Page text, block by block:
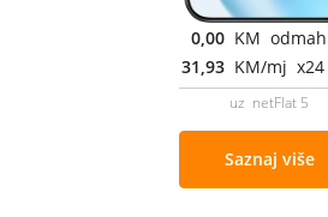
0,00 KM odmah
31,93 KM/mj x24
uz netFlat 5
Saznaj više